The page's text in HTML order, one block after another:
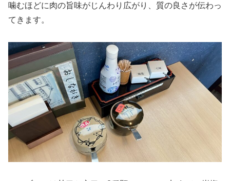
噛むほどに肉の旨味がじんわり広がり、質の良さが伝わっ
てきます。